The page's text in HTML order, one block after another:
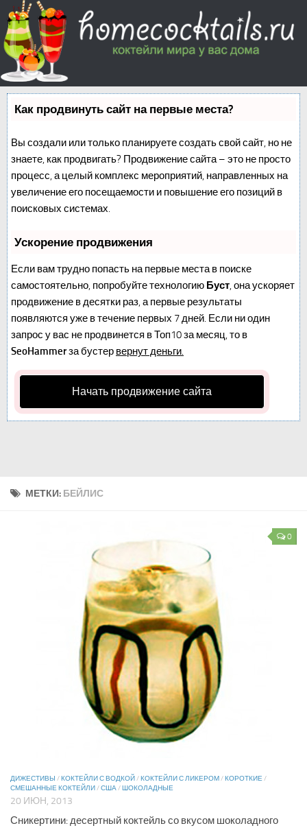
Как продвинуть сайт на первые места?
Вы создали или только планируете создать свой сайт, но не
знаете, как продвигать? Продвижение сайта – это не просто
процесс, а целый комплекс мероприятий, направленных на
увеличение его посещаемости и повышение его позиций в
поисковых системах.
Ускорение продвижения
Если вам трудно попасть на первые места в поиске
самостоятельно, попробуйте технологию Буст, она ускоряет
продвижение в десятки раз, а первые результаты
появляются уже в течение первых 7 дней. Если ни один
запрос у вас не продвинется в Топ10 за месяц, то в
SeoHammerза бустер вернут деньги.
Начать продвижение сайта
МЕТКИ: БЕЙЛИС
0
ДИЖЕСТИВЫ / КОКТЕЙЛИ С ВОДКОЙ / КОКТЕЙЛИ С ЛИКЕРОМ / КОРОТКИЕ/
СМЕШАННЫЕ КОКТЕЙЛИ /США/ ШОКОЛАДНЫЕ
20 ИЮН, 2013
Сникертини: десертный коктейль со вкусом шоколадного